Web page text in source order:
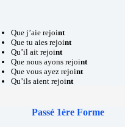
Que j’aie rejoint
Que tu aies rejoint
Qu’il ait rejoint
Que nous ayons rejoint
Que vous ayez rejoint
Qu’ils aient rejoint
Passé 1ère Forme